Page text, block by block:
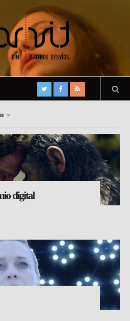
digital